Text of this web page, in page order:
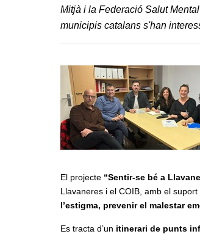
Mitjà i la Federació Salut
municipis catalans s'han
El projecte “Sentir-se bé a
Llavaneres i el COIB, amb el
l’estigma, prevenir el malestar
Es tracta d’un itinerari de punts